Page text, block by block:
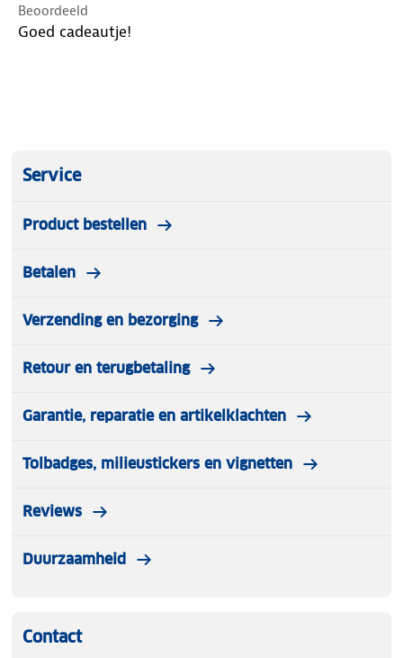
Beoordeeld
Goed cadeautje!
Service
Product bestellen
Betalen
Verzending en bezorging
Retour en terugbetaling
Garantie, reparatie en artikelklachten
Tolbadges, milieustickers en vignetten
Reviews
Duurzaamheid
Contact